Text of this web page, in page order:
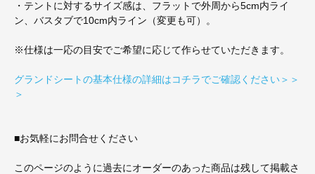
・テントに対するサイズ感は、フラットで外周から5cm内ライ
ン、バスタブで10cm内ライン（変更も可）。
※仕様は一応の目安でご希望に応じて作らせていただきます。
グランドシートの基本仕様の詳細はコチラでご確認ください＞＞
＞
■お気軽にお問合せください
このページのように過去にオーダーのあった商品は残して掲載さ